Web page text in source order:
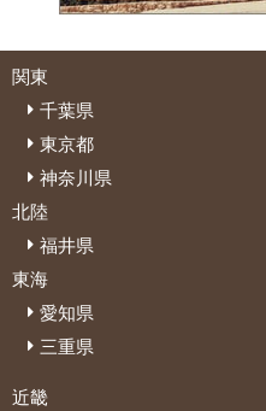
関東
千葉県
東京都
神奈川県
北陸
福井県
東海
愛知県
三重県
近畿